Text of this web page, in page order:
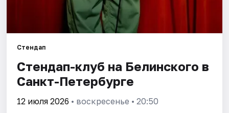
Стендап
Стендап-клуб на Белинского в
Санкт-Петербурге
12 июля 2026 • воскресенье • 20:50